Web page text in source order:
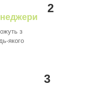
2
з
якого
3